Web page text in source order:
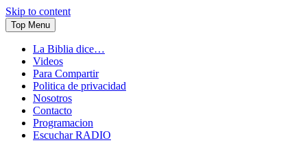
Skip to content
Top Menu
La Biblia dice…
Videos
Para Compartir
Politica de privacidad
Nosotros
Contacto
Programacion
Escuchar RADIO